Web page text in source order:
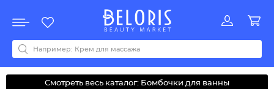
Акции
Все бренды
0-9ABCDEFGHIJKLMNOPQRSTUVWYZАБВДЗИМОКЛНПРСТУФ
Смотреть весь каталог: Бомбочки для ванны